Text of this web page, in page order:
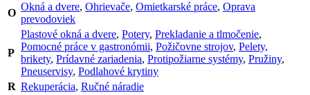
O
Okná a dvere, Ohrievače, Omietkarské práce, Oprava
prevodoviek
P
Plastové okná a dvere, Potery, Prekladanie a tlmočenie,
Pomocné práce v gastronómii, Požičovne strojov, Pelety,
brikety, Prídavné zariadenia, Protipožiarne systémy, Pružiny,
Pneuservisy, Podlahové krytiny
R Rekuperácia, Ručné náradie